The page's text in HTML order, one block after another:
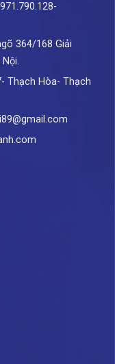
364/168 Giải
Thạch Hòa- Thạch